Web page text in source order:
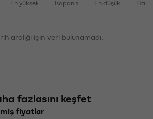
En yüksek Kapanış En düşük
aralığı için veri bulunamadı.
fazlasını keşfet
fiyatlar